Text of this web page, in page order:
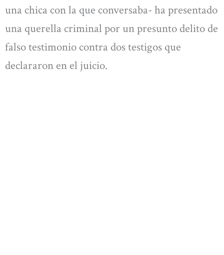
una chica con la que conversaba- ha presentado
una querella criminal por un presunto delito de
falso testimonio contra dos testigos que
declararon en el juicio.